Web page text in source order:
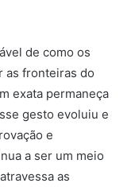
de como os
as fronteiras do
exata permaneça
gesto evoluiu e
e
a ser um meio
as